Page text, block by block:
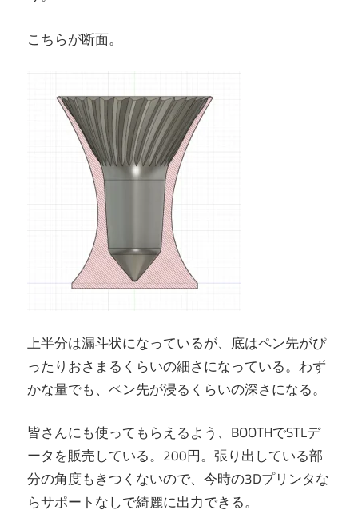
こちらが断面。
上半分は漏斗状になっているが、底はペン先がぴ
ったりおさまるくらいの細さになっている。わず
かな量でも、ペン先が浸るくらいの深さになる。
皆さんにも使ってもらえるよう、BOOTHでSTLデ
ータを販売している。200円。張り出している部
分の角度もきつくないので、今時の3Dプリンタな
らサポートなしで綺麗に出力できる。